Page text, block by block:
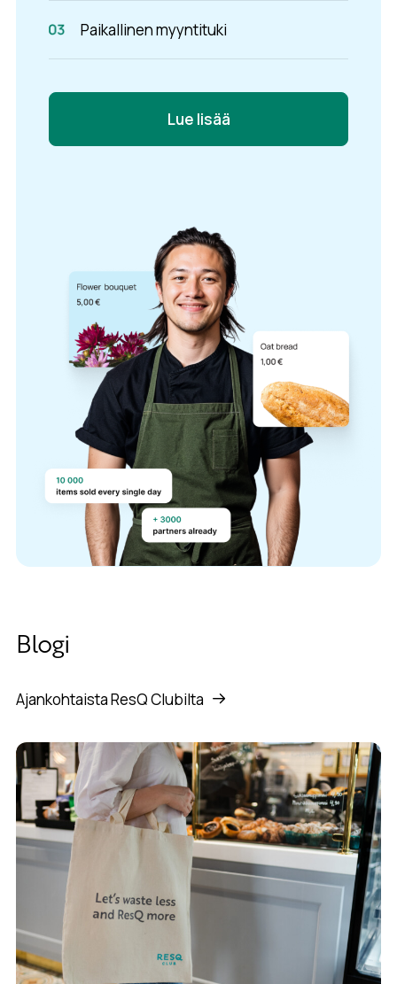
Paikallinen myyntituki
Lue lisää
Blogi
Ajankohtaista ResQ Clubilta